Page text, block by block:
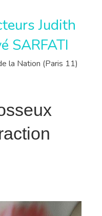
Judith
SARFATI
la Nation (Paris 11)